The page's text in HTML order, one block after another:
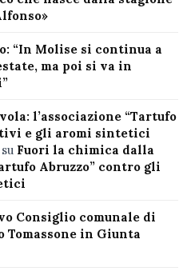
“In Molise si continua a
ma poi si va in
l’associazione “Tartufo
e gli aromi sintetici
su Fuori la chimica dalla
Abruzzo” contro gli
Consiglio comunale di
in Giunta